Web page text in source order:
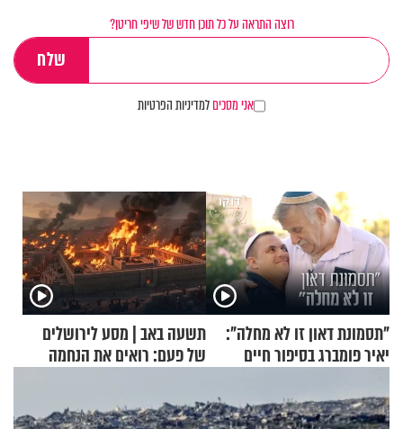
רוצה התראה על כל תוכן חדש של שיפי חריטן?
אני מסכיםלמדיניות הפרטיות
"תסמונת דאון זו לא מחלה":
יאיר פומברג בסיפור חיים
תשעה באב | מסע לירושלים
של פעם: רואים את הנחמה